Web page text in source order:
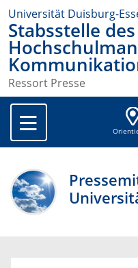
Universität Duisburg-
Stabsstelle
Ressort Presse